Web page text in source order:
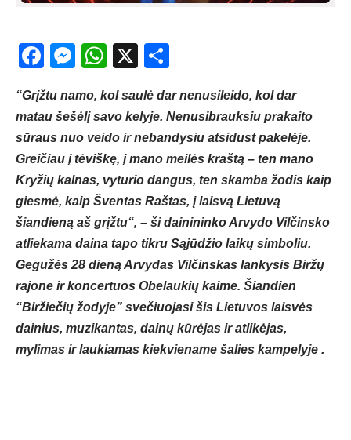
Facebook
Messenger
WhatsApp
X
“Grįžtu namo, kol saulė dar nenusileido, kol dar
matau šešėlį savo kelyje. Nenusibrauksiu prakaito
sūraus nuo veido ir nebandysiu atsidust pakelėje.
Greičiau į tėviškę, į mano meilės kraštą – ten mano
Kryžių kalnas, vyturio dangus, ten skamba žodis kaip
giesmė, kaip Šventas Raštas, į laisvą Lietuvą
šiandieną aš grįžtu“, – ši dainininko Arvydo Vilčinsko
atliekama daina tapo tikru Sąjūdžio laikų simboliu.
Gegužės 28 dieną Arvydas Vilčinskas lankysis Biržų
rajone ir koncertuos Obelaukių kaime. Šiandien
“Biržiečių žodyje” svečiuojasi šis Lietuvos laisvės
dainius, muzikantas, dainų kūrėjas ir atlikėjas,
mylimas ir laukiamas kiekviename šalies kampelyje .